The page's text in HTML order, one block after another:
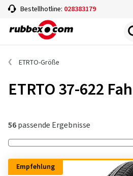
Bestellhotline: 028383179
ETRTO-Größe
ETRTO 37-622
56passende Ergebnisse
Empfehlung